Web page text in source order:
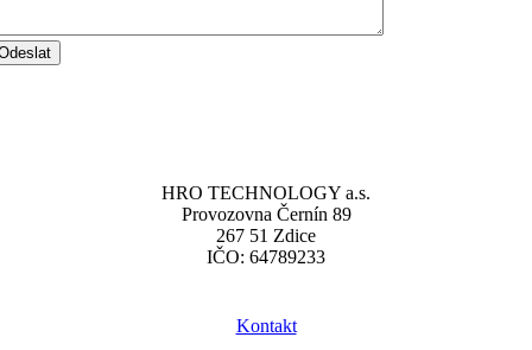
HRO TECHNOLOGY a.s.
Provozovna Černín 89
267 51 Zdice
IČO: 64789233
Kontakt